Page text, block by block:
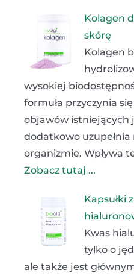
Kolagen
skórę
Kolagen
wysokiej
formuła przyczynia
objawów istniejących
dodatkowo
organizmie. Wpływa
Zobacz tutaj ...
Kapsułki
Kwas
tylko o
ale także jest